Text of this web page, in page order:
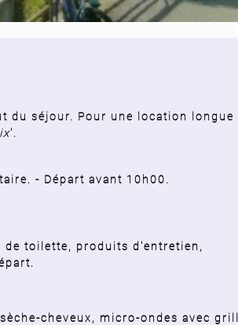
du séjour. Pour une location longue
'.
- Départ avant 10h00.
de toilette, produits d'entretien,
cheveux, micro-ondes avec grill